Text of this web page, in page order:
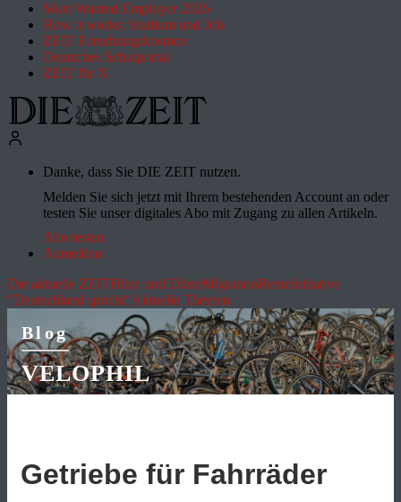
Most Wanted Employer 2026
How it works: Studium und Job
ZEIT Forschungskosmos
Deutsches Schulportal
ZEIT für X
Danke, dass Sie DIE ZEIT nutzen.
Melden Sie sich jetzt mit Ihrem bestehenden Account an oder
testen Sie unser digitales Abo mit Zugang zu allen Artikeln.
Abo testen
Anmelden
Die aktuelle ZEITHitze und DürreMigrationRenteInitiative
"Deutschland spricht"Aktuelle Themen
Blog
VELOPHIL
Getriebe für Fahrräder